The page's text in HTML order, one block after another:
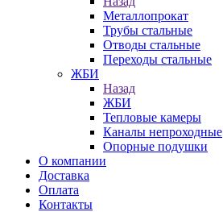
Металлопрокат
Трубы стальные
Отводы стальные
Переходы стальные
ЖБИ
Назад
ЖБИ
Тепловые камеры
Каналы непроходные
Опорные подушки
О компании
Доставка
Оплата
Контакты